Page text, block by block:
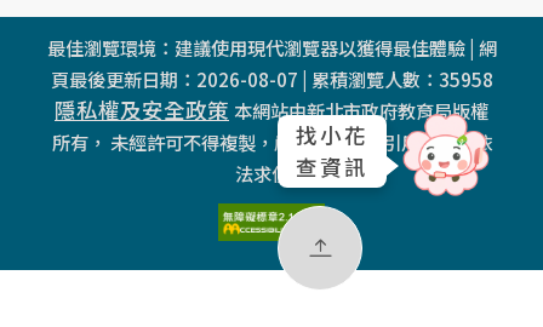
找小花
查資訊
最佳瀏覽環境：建議使用現代瀏覽器以獲得最佳體驗 | 網
頁最後更新日期： 2026-08-07 | 累積瀏覽人數： 35958
隱私權及安全政策 本網站由新北市政府教育局版權
所有， 未經許可不得複製，嚴禁任何商業引用，違者依
法求償。